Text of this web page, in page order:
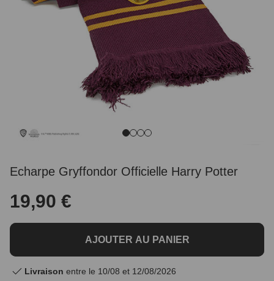
Echarpe Gryffondor Officielle Harry Potter
19,90 €
AJOUTER AU PANIER
Livraison entre le 10/08 et 12/08/2026